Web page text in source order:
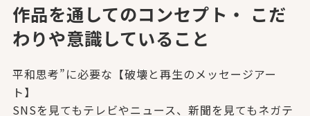
作品を通してのコンセプト・ こだ
わりや意識していること
平和思考”に必要な【破壊と再生のメッセージアー
ト】
SNSを見てもテレビやニュース、新聞を見てもネガテ